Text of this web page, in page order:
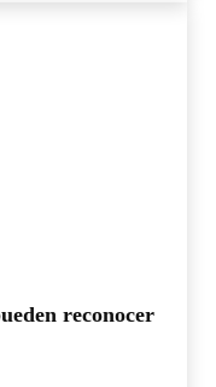
reconocer